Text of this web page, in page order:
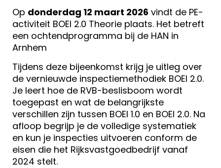
Op donderdag 12 maart 2026 vindt de PE-
activiteit BOEI 2.0 Theorie plaats. Het betreft
een ochtendprogramma bij de HAN in
Arnhem
Tijdens deze bijeenkomst krijg je uitleg over
de vernieuwde inspectiemethodiek BOEI 2.0.
Je leert hoe de RVB-beslisboom wordt
toegepast en wat de belangrijkste
verschillen zijn tussen BOEI 1.0 en BOEI 2.0. Na
afloop begrijp je de volledige systematiek
en kun je inspecties uitvoeren conform de
eisen die het Rijksvastgoedbedrijf vanaf
2024 stelt.